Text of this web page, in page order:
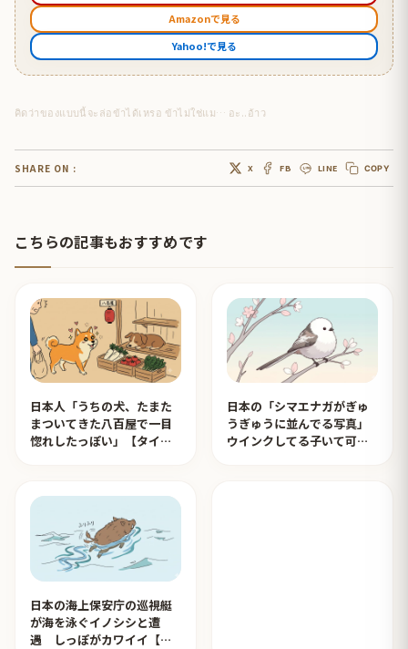
Amazonで見る
Yahoo!で見る
คิดว่าของแบบนี้จะล่อข้าได้เหรอ ข้าไม่ใช่แม… อะ..อ้าว
SHARE ON : X FB LINE COPY
こちらの記事もおすすめです
日本人「うちの犬、たまた
まついてきた八百屋で一目
惚れしたっぽい」【タイ人
日本の「シマエナガがぎゅ
うぎゅうに並んでる写真」
ウインクしてる子いて可愛
日本の海上保安庁の巡視艇
が海を泳ぐイノシシと遭
遇 しっぽがカワイイ【タ